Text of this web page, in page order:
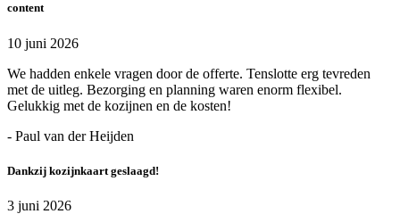
content
10 juni 2026
We hadden enkele vragen door de offerte. Tenslotte erg tevreden
met de uitleg. Bezorging en planning waren enorm flexibel.
Gelukkig met de kozijnen en de kosten!
- Paul van der Heijden
Dankzij kozijnkaart geslaagd!
3 juni 2026